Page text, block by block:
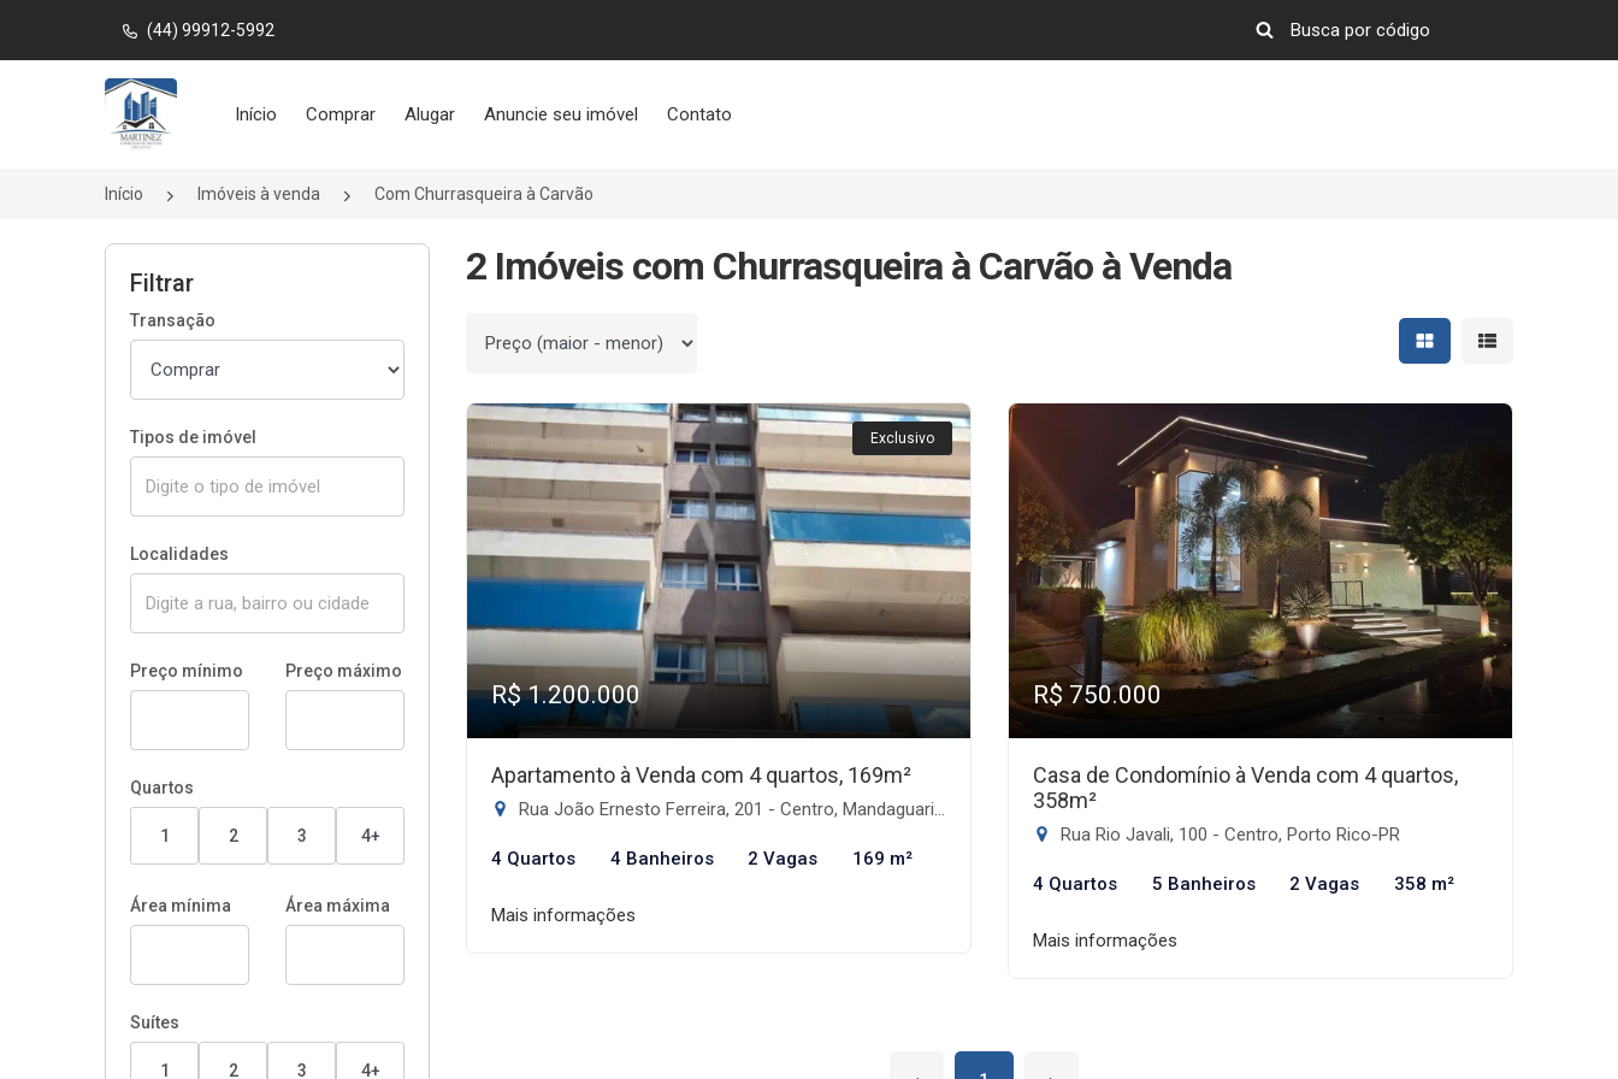
(44) 99912-5992
Página inicial
Início Comprar Alugar Anuncie seu imóvel Contato
Início Imóveis à venda Com Churrasqueira à Carvão
Filtrar
Transação
Tipos de imóvel
Localidades
Preço mínimo Preço máximo
Quartos
1 2 3 4+
Área mínima Área máxima
Suítes
1 2 3 4+
2 Imóveis com Churrasqueira à Carvão à Venda
Ordenar por Mostrar resultados em
Mostrar
Exclusivo
R$ 1.200.000
Apartamento à Venda com 4 quartos, 169m²
Rua João Ernesto Ferreira, 201 - Centro, Mandaguari-PR
4 Quartos 4 Banheiros 2 Vagas 169 m²
Mais informações
R$ 750.000
Casa de Condomínio à Venda com 4 quartos,
358m²
Rua Rio Javali, 100 - Centro, Porto Rico-PR
4 Quartos 5 Banheiros 2 Vagas 358 m²
Mais informações